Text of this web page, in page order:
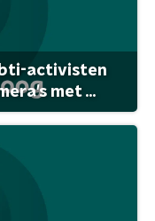
activisten
met ...